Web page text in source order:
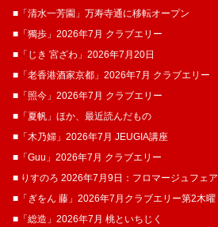
■「清水一芳園」万寿寺通に移転オープン
■「獨歩」2026年7月 クラブエリー
■「じき 宮ざわ」2026年7月20日
■「老香港酒家京都」2026年7月 クラブエリー
■「照今」2026年7月 クラブエリー
■「夏帆」ほか、最近読んだもの
■「木乃婦」2026年7月 JEUGIA講座
■「Guu」2026年7月 クラブエリー
■ りすのろ 2026年7月9日：フロマージュフェア
■「ぎをん 藤」2026年7月クラブエリー第2木曜
■「総造」2026年7月 桃といちじく